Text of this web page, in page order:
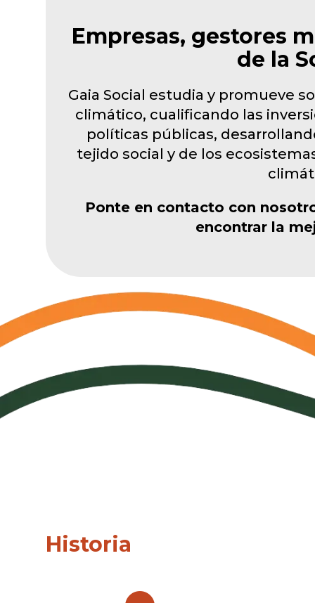
Empresas, gestores
de la
Gaia Social estudia y promueve
climático, cualificando las
políticas públicas,
tejido social y de los
Ponte en contacto con
encontrar la
Historia